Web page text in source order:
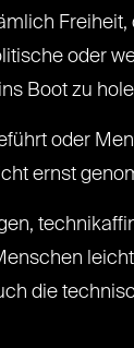
oder
Boot zu
oder
ernst
die